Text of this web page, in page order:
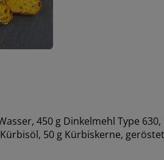
450 g Dinkelmehl Type
Kürbisöl, 50 g Kürbiskerne, geröstet